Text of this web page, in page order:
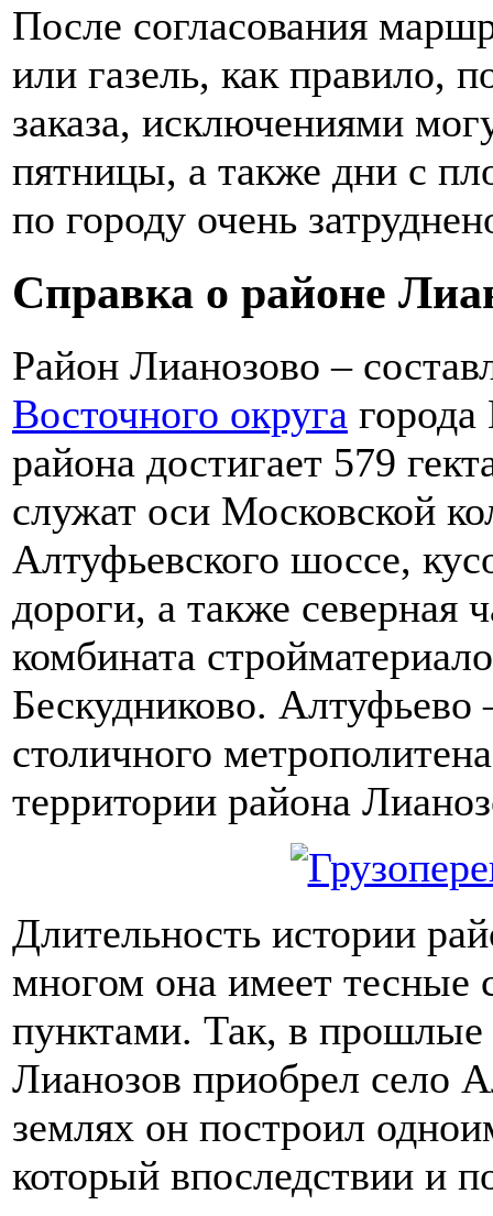
После согласования
или газель, как правило,
заказа, исключениями
пятницы, а также дни с
по городу очень
Справка о районе
Район Лианозово –
Восточного округа
района достигает 579
служат оси Московской
Алтуфьевского шоссе,
дороги, а также северная
комбината
Бескудниково. Алтуфьево
столичного
территории района
Длительность истории
многом она имеет тесные
пунктами. Так, в
Лианозов приобрел село
землях он построил
который впоследствии и